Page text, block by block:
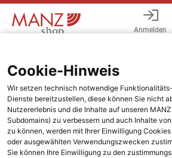
Anmelden
Cookie-Hinweis
Wir setzen technisch notwendige
Dienste bereitzustellen, diese können Sie nicht
Nutzererlebnis und die Inhalte auf unseren
Subdomains) zu verbessern und auch Inhalte
zu können, werden mit Ihrer Einwilligung
oder ausgewählten Verwendungszwecken
Sie können Ihre Einwilligung zu den